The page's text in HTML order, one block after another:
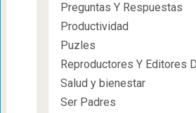
Preguntas Y Respuestas
Productividad
Puzles
Reproductores Y Editores
Salud y bienestar
Ser Padres